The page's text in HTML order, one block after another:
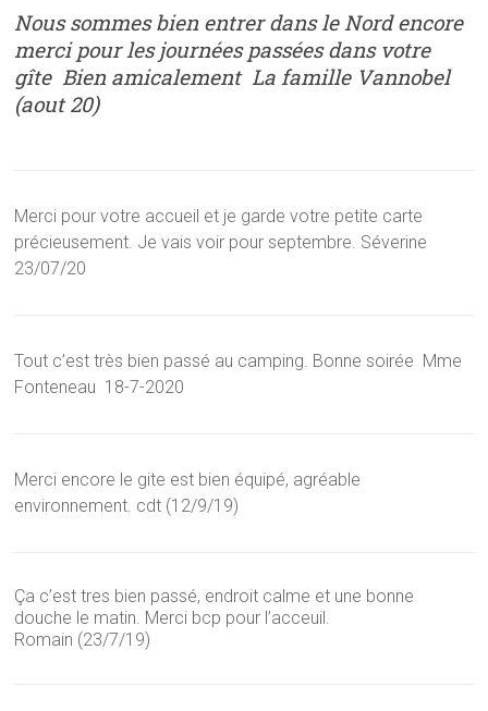
Nous sommes bien entrer dans le Nord encore
merci pour les journées passées dans votre
gîte Bien amicalement La famille Vannobel
(aout 20)
Merci pour votre accueil et je garde votre petite carte
précieusement. Je vais voir pour septembre. Séverine
23/07/20
Tout c’est très bien passé au camping. Bonne soirée Mme
Fonteneau 18-7-2020
Merci encore le gite est bien équipé, agréable
environnement. cdt (12/9/19)
Ça c’est tres bien passé, endroit calme et une bonne
douche le matin. Merci bcp pour l’acceuil.
Romain (23/7/19)